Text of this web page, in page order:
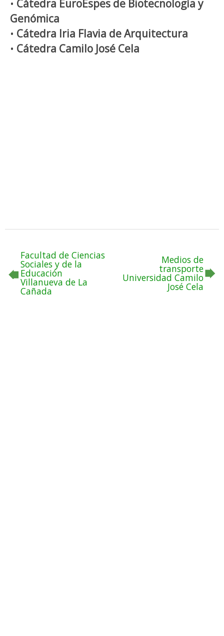
• Cátedra EuroEspes de Biotecnología y
Genómica
• Cátedra Iria Flavia de Arquitectura
• Cátedra Camilo José Cela
Facultad de Ciencias
Sociales y de la
Educación
Villanueva de La
Cañada
Medios de
transporte
Universidad Camilo
José Cela